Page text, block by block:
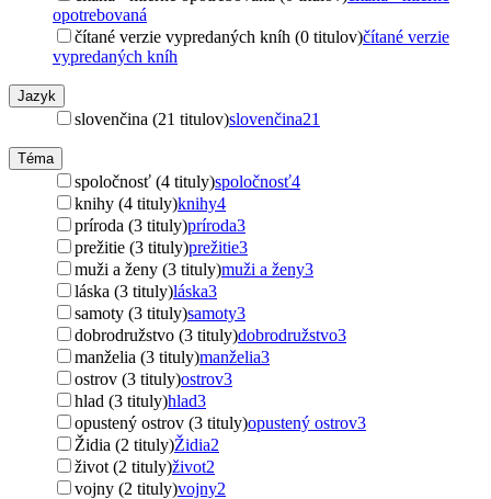
opotrebovaná
čítané verzie vypredaných kníh (0 titulov)čítané verzie
vypredaných kníh
Jazyk
slovenčina (21 titulov)slovenčina21
Téma
spoločnosť (4 tituly)spoločnosť4
knihy (4 tituly)knihy4
príroda (3 tituly)príroda3
prežitie (3 tituly)prežitie3
muži a ženy (3 tituly)muži a ženy3
láska (3 tituly)láska3
samoty (3 tituly)samoty3
dobrodružstvo (3 tituly)dobrodružstvo3
manželia (3 tituly)manželia3
ostrov (3 tituly)ostrov3
hlad (3 tituly)hlad3
opustený ostrov (3 tituly)opustený ostrov3
Židia (2 tituly)Židia2
život (2 tituly)život2
vojny (2 tituly)vojny2